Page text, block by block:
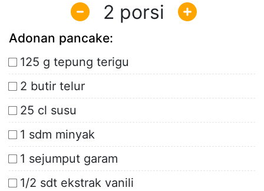
2
Adonan pancake:
125 g tepung terigu
2 butir telur
25 cl susu
1 sdm minyak
1 sejumput garam
1/2 sdt ekstrak vanili